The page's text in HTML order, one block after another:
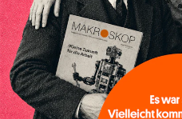
Themen aus einer
postkeynesianischen
Perspektive und ist damit
in Deutschland einzigartig.
MAKROSKOP steht für
das große Ganze. Wir